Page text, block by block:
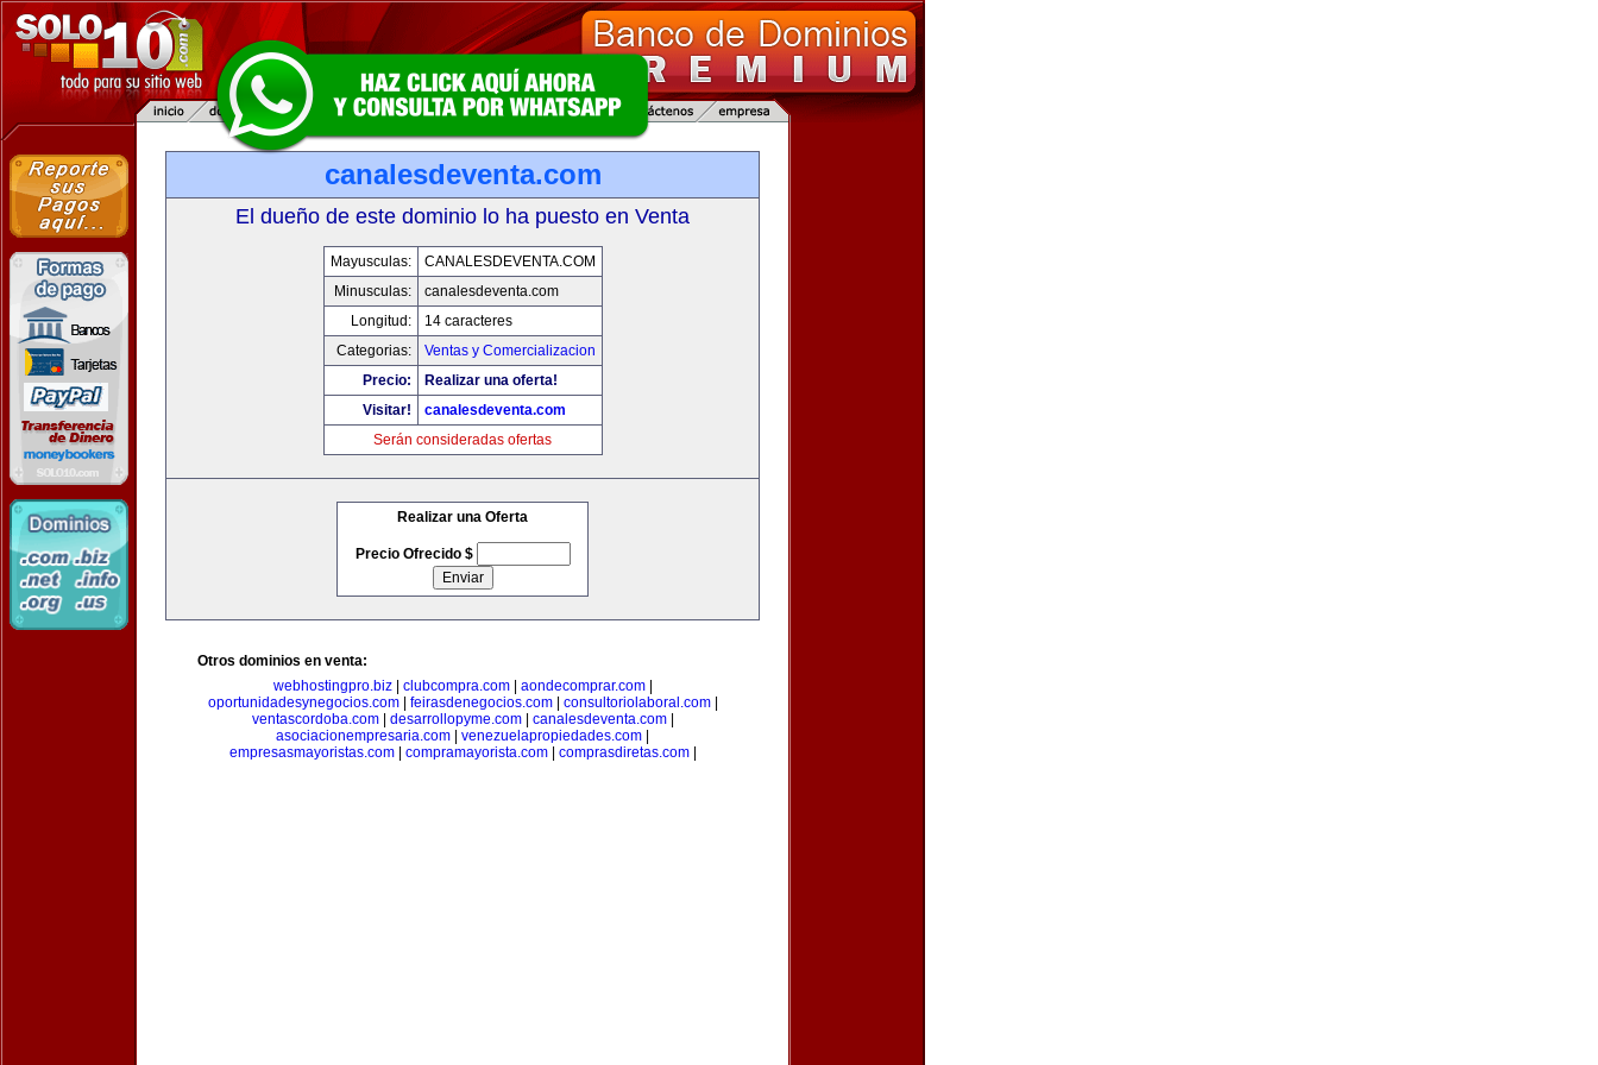
canalesdeventa.com
El dueño de este dominio lo ha puesto en Venta
Mayusculas:
CANALESDEVENTA.COM
Minusculas:
canalesdeventa.com
Longitud:
14 caracteres
Categorias:
Ventas y Comercializacion
Precio:
Realizar una oferta!
Visitar!
canalesdeventa.com
Serán consideradas ofertas
Realizar una Oferta
Precio Ofrecido $
Otros dominios en venta:
webhostingpro.biz| clubcompra.com| aondecomprar.com|
oportunidadesynegocios.com| feirasdenegocios.com| consultoriolaboral.com|
ventascordoba.com| desarrollopyme.com| canalesdeventa.com|
asociacionempresaria.com
venezuelapropiedades.com
empresasmayoristas.com| compramayorista.com| comprasdiretas.com|